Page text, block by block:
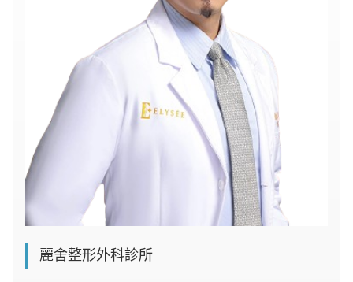
麗舍整形外科診所